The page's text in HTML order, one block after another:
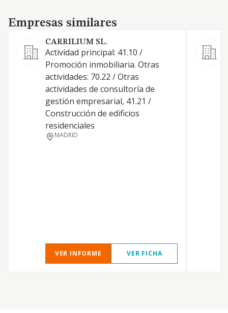
Empresas similares
Empresas similares
CARRILIUM SL.
Actividad principal: 41.10 /
Promoción inmobiliaria. Otras
actividades: 70.22 / Otras
actividades de consultoría de
gestión empresarial, 41.21 /
Construcción de edificios
residenciales
MADRID
VER INFORME VER FICHA